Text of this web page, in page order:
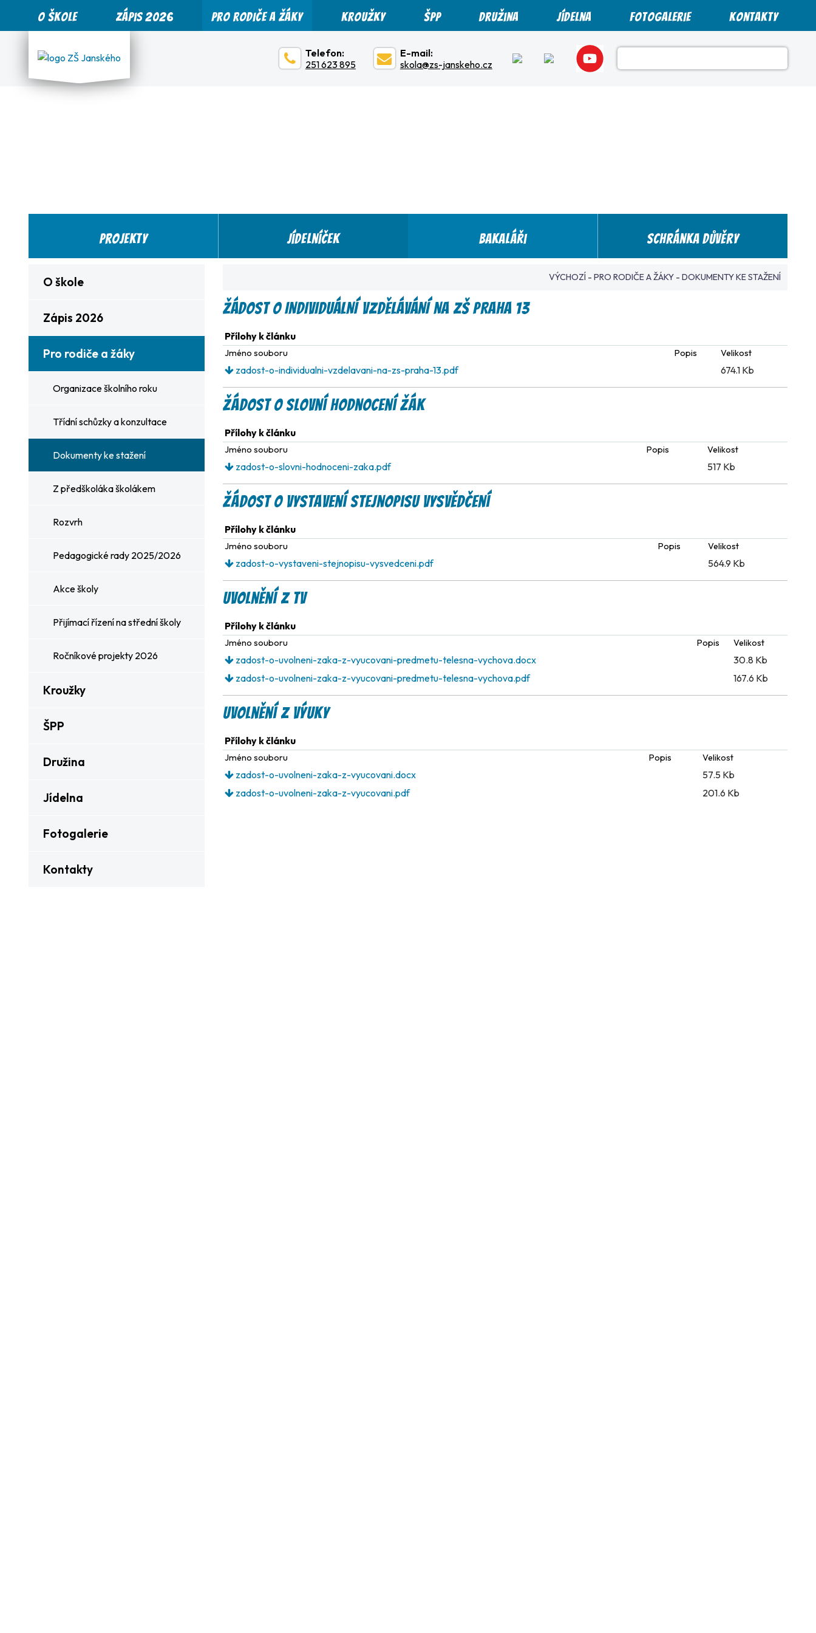
O škole Zápis 2026 Pro rodiče a žáky Kroužky ŠPP Družina Jídelna Fotogalerie Kontakty
Telefon:
251 623 895
E-mail:
skola@zs-janskeho.cz
Projekty Jídelníček Bakaláři Schránka důvěry
O škole
Zápis 2026
Pro rodiče a žáky
Organizace školního roku
Třídní schůzky a konzultace
Dokumenty ke stažení
Z předškoláka školákem
Rozvrh
Pedagogické rady 2025/2026
Akce školy
Přijímací řízení na střední školy
Ročníkové projekty 2026
Kroužky
ŠPP
Družina
Jídelna
Fotogalerie
Kontakty
VÝCHOZÍ - PRO RODIČE A ŽÁKY- DOKUMENTY KE STAŽENÍ
ŽÁDOST O INDIVIDUÁLNÍ VZDĚLÁVÁNÍ NA ZŠ PRAHA 13
Přílohy k článku
Jméno souboru Popis Velikost
zadost-o-individualni-vzdelavani-na-zs-praha-13.pdf 674.1 Kb
Žádost o slovní hodnocení žák
Přílohy k článku
Jméno souboru Popis Velikost
zadost-o-slovni-hodnoceni-zaka.pdf 517 Kb
Žádost o vystavení stejnopisu vysvědčení
Přílohy k článku
Jméno souboru Popis Velikost
zadost-o-vystaveni-stejnopisu-vysvedceni.pdf 564.9 Kb
Uvolnění z TV
Přílohy k článku
Jméno souboru Popis Velikost
zadost-o-uvolneni-zaka-z-vyucovani-predmetu-telesna-vychova.docx
30.8 Kb
zadost-o-uvolneni-zaka-z-vyucovani-predmetu-telesna-vychova.pdf
167.6 Kb
Uvolnění z výuky
Přílohy k článku
Jméno souboru Popis Velikost
zadost-o-uvolneni-zaka-z-vyucovani.docx
57.5 Kb
zadost-o-uvolneni-zaka-z-vyucovani.pdf
201.6 Kb